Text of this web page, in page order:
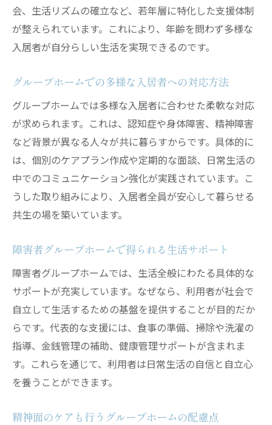
会、生活リズムの確立など、若年層に特化した支援体制
が整えられています。これにより、年齢を問わず多様な
入居者が自分らしい生活を実現できるのです。
グループホームでの多様な入居者への対応方法
グループホームでは多様な入居者に合わせた柔軟な対応
が求められます。これは、認知症や身体障害、精神障害
など背景が異なる人々が共に暮らすからです。具体的に
は、個別のケアプラン作成や定期的な面談、日常生活の
中でのコミュニケーション強化が実践されています。こ
うした取り組みにより、入居者全員が安心して暮らせる
共生の場を築いています。
障害者グループホームで得られる生活サポート
障害者グループホームでは、生活全般にわたる具体的な
サポートが充実しています。なぜなら、利用者が社会で
自立して生活するための基盤を提供することが目的だか
らです。代表的な支援には、食事の準備、掃除や洗濯の
指導、金銭管理の補助、健康管理サポートが含まれま
す。これらを通じて、利用者は日常生活の自信と自立心
を養うことができます。
精神面のケアも行うグループホームの配慮点